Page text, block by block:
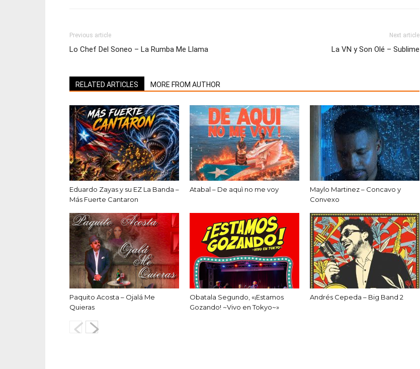
Previous article
Lo Chef Del Soneo – La Rumba Me Llama
Next article
La VN y Son Olé – Sublime
RELATED ARTICLES MORE FROM AUTHOR
Eduardo Zayas y su EZ La Banda –
Más Fuerte Cantaron
Atabal – De aquì no me voy
Maylo Martinez – Concavo y
Convexo
Paquito Acosta – Ojalá Me
Quieras
Obatala Segundo, «¡Estamos
Gozando! ~Vivo en Tokyo~»
Andrés Cepeda – Big Band 2